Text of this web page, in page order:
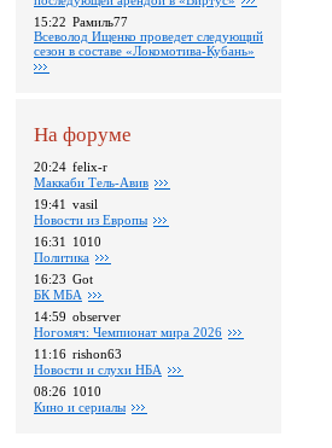
15:22 Рамиль77
Всеволод Ищенко проведет следующий
сезон в составе «Локомотива-Кубань»
На форуме
20:24 felix-r
Маккаби Тель-Авив
19:41 vasil
Новости из Европы
16:31
1010
Политика
16:23 Got
БК МБА
14:59 observer
Ногомяч: Чемпионат мира 2026
11:16 rishon63
Новости и слухи НБА
08:26 1010
Кино и сериалы